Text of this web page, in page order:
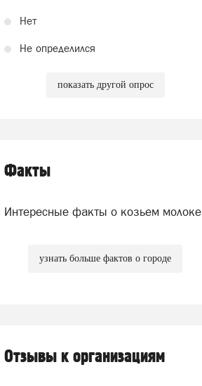
Нет
Не определился
показать другой опрос
Факты
Интересные факты о козьем молоке
узнать больше фактов о городе
Отзывы к организациям